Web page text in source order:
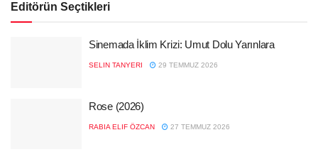
Editörün Seçtikleri
Sinemada İklim Krizi: Umut Dolu Yarınlara
SELIN TANYERI 29 TEMMUZ 2026
Rose (2026)
RABIA ELIF ÖZCAN 27 TEMMUZ 2026